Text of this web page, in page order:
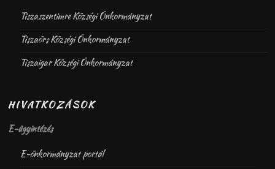
Tiszaszentimre Községi Önkormányzat
Tiszaörs Községi Önkormányzat
Tiszaigar Községi Önkormányzat
HIVATKOZÁSOK
E-ügyintézés
E-önkormányzat portál